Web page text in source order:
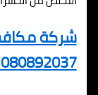
شركة